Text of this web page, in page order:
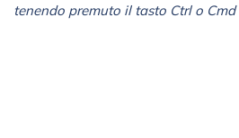
tenendo premuto il tasto Ctrl o Cmd